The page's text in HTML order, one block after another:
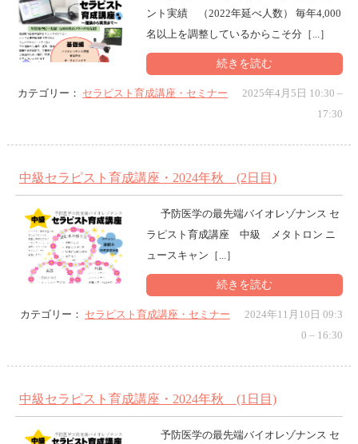
ント実績 （2022年延べ人数） 毎年4,000
名以上を調整しているからこそ分［...］
続きを読む
カテゴリー： セラピスト育成講座・セミナー 2025年4月5日 10:30 –
17:30
中級セラピスト育成講座・2024年秋 (2日目)
予防医学の最先端バイオレゾナンス セ
ラピスト育成講座 中級 メタトロン ニ
ュースキャン［...］
続きを読む
カテゴリー： セラピスト育成講座・セミナー
2024年11月10日 09:3
0 – 16:30
中級セラピスト育成講座・2024年秋 (1日目)
予防医学の最先端バイオレゾナンス セ